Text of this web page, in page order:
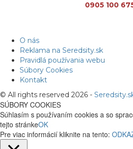
0905 100
O nás
Reklama na Seredsity.sk
Pravidlá používania webu
Súbory Cookies
Kontakt
© All rights reserved 2026 -
SÚBORY COOKIES
Súhlasím s používaním cookies a so
tejto stránkeOK
Pre viac informácií kliknite na tento: